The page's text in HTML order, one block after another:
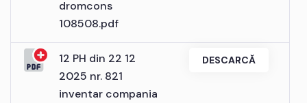
dromcons
108508.pdf
12 PH din 22 12
2025 nr. 821
inventar compania
DESCARCĂ